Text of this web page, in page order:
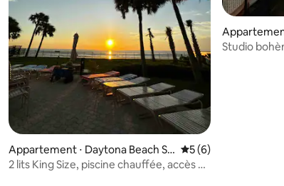
moyenne sur la base de 7 commentaires : 4,71 sur 5
Appartement ⋅ Daytona Beach Sh
ores
Évaluation moyenne
5 (6)
2 lits King Size, piscine chauffée, accès à
Studio